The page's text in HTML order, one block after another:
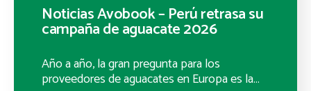
Noticias Avobook – Perú retrasa su
campaña de aguacate 2026
Año a año, la gran pregunta para los
proveedores de aguacates en Europa es la…